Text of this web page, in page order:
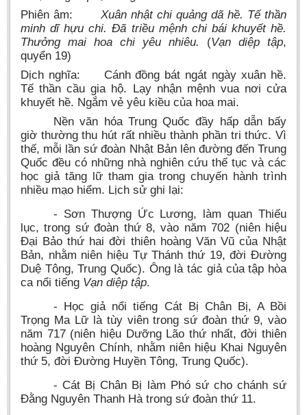
Phiên âm:Xuân nhật chi quảng dã hề. Tế thần
minh dĩ hựu chi. Đã triều mệnh chi bái khuyết hề.
Thưởng mai hoa chi yêu nhiêu. (Vạn diệp tập,
quyển 19)
Dịch nghĩa: Cánh đồng bát ngát ngày xuân hề.
Tế thần cầu gia hộ. Lạy nhận mệnh vua nơi cửa
khuyết hề. Ngắm vẻ yêu kiều của hoa mai.
Nền văn hóa Trung Quốc đầy hấp dẫn bấy
giờ thường thu hút rất nhiều thành phần tri thức. Vì
thế, mỗi lần sứ đoàn Nhật Bản lên đường đến Trung
Quốc đều có những nhà nghiên cứu thế tục và các
học giả tăng lữ tham gia trong chuyến hành trình
nhiều mạo hiểm. Lịch sử ghi lại:
- Sơn Thượng Ức Lương, làm quan Thiếu
lục, trong sứ đoàn thứ 8, vào năm 702 (niên hiệu
Đại Bảo thứ hai đời thiên hoàng Văn Vũ của Nhật
Bản, nhằm niên hiệu Tự Thánh thứ 19, đời Đường
Duệ Tông, Trung Quốc). Ông là tác giả của tập hòa
ca nổi tiếng Vạn diệp tập.
- Học giả nổi tiếng Cát Bị Chân Bị, A Bồi
Trọng Ma Lữ là tùy viên trong sứ đoàn thứ 9, vào
năm 717 (niên hiệu Dưỡng Lão thứ nhất, đời thiên
hoàng Nguyên Chính, nhằm niên hiệu Khai Nguyên
thứ 5, đời Đường Huyền Tông, Trung Quốc).
- Cát Bị Chân Bị làm Phó sứ cho chánh sứ
Đằng Nguyên Thanh Hà trong sứ đoàn thứ 11.